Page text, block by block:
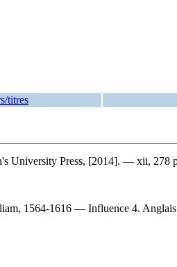
titres
University Press, [2014]. — xii, 278
1564-1616 — Influence 4.